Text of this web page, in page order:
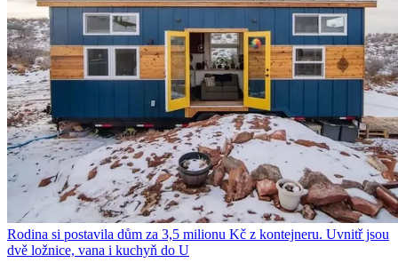
Rodina si postavila dům za 3,5 milionu Kč z kontejneru. Uvnitř jsou
dvě ložnice, vana i kuchyň do U